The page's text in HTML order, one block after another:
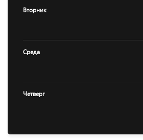
Вторник
Среда
Четверг